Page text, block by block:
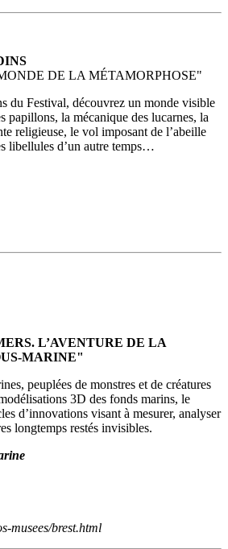
DE LA MÉTAMORPHOSE"
du Festival, découvrez un monde visible
papillons, la mécanique des lucarnes, la
religieuse, le vol imposant de l’abeille
libellules d’un autre temps…
L’AVENTURE DE LA
MARINE"
peuplées de monstres et de créatures
3D des fonds marins, le
d’innovations visant à mesurer, analyser
longtemps restés invisibles.
musees/brest.html